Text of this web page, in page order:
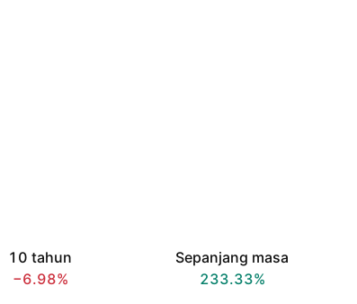
10 tahun
−6.98%
Sepanjang masa
233.33%